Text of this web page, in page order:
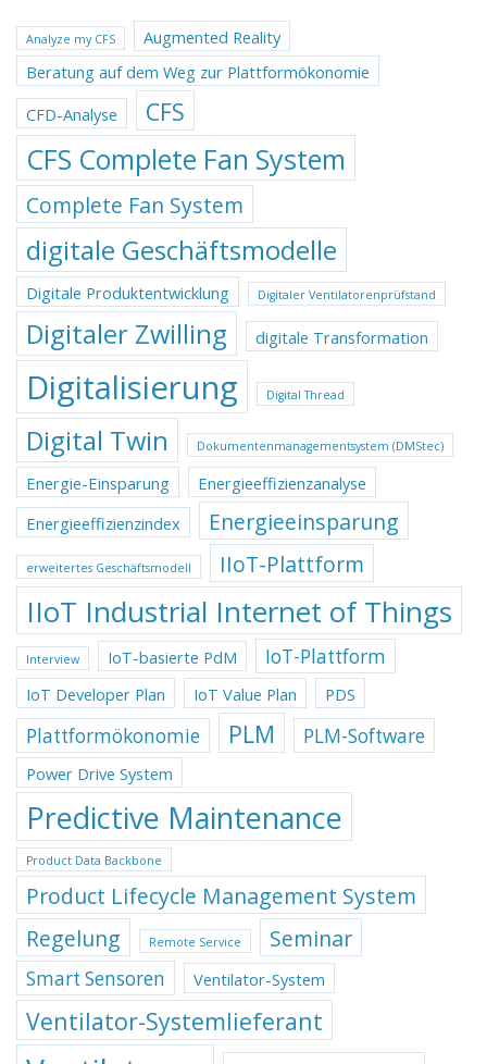
Analyze my CFS
Augmented Reality
Beratung auf dem Weg zur Plattformökonomie
CFD-Analyse
CFS
CFS Complete Fan System
Complete Fan System
digitale Geschäftsmodelle
Digitale Produktentwicklung Digitaler Ventilatorenprüfstand
Digitaler Zwilling digitale Transformation
Digitalisierung Digital Thread
Digital Twin Dokumentenmanagementsystem (DMStec)
Energie-Einsparung
Energieeffizienzanalyse
Energieeffizienzindex
Energieeinsparung
erweitertes Geschäftsmodell IIoT-Plattform
IIoT Industrial Internet of Things
Interview IoT-basierte PdM IoT-Plattform
IoT Developer Plan IoT Value Plan PDS
Plattformökonomie PLM PLM-Software
Power Drive System
Predictive Maintenance
Product Data Backbone
Product Lifecycle Management System
Regelung
Remote Service Seminar
Smart Sensoren Ventilator-System
Ventilator-Systemlieferant